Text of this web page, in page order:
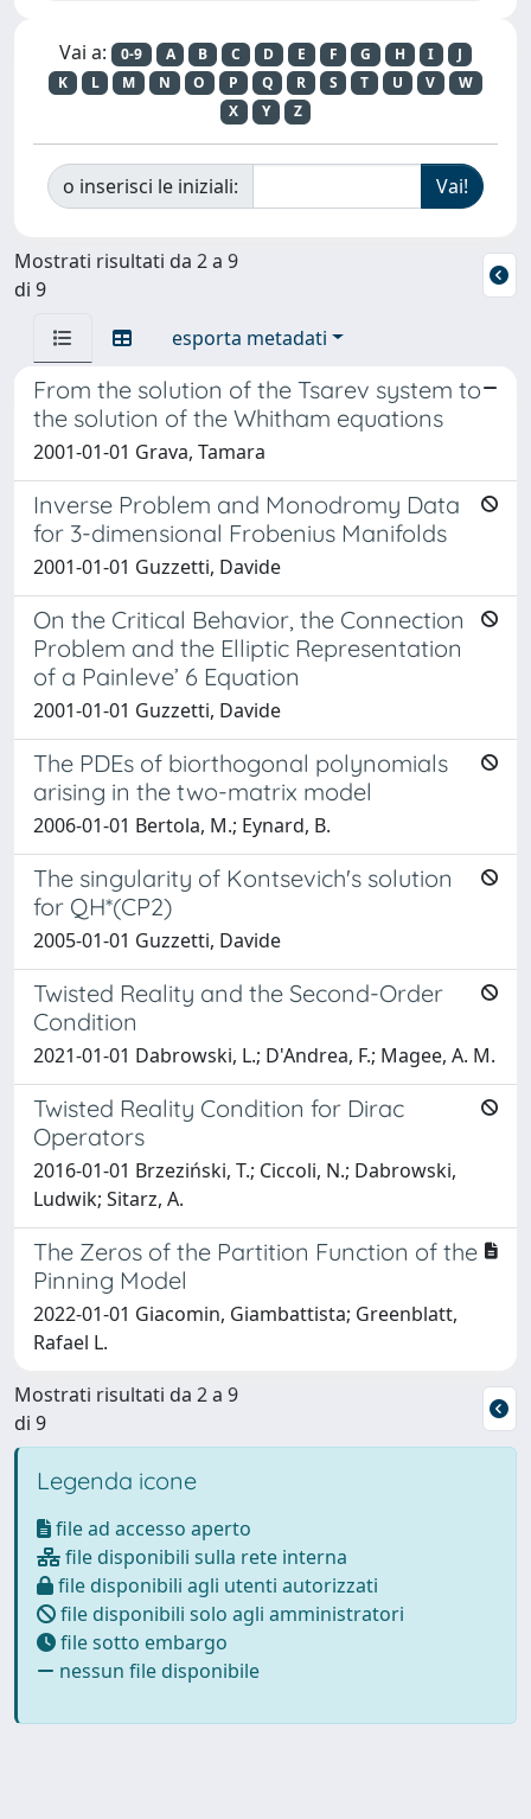
Vai a: 0-9 A B C D E F G H I
J
K
L M N O P Q R S T U V
W
X
Y Z
o inserisci le iniziali:
Mostrati risultati da 2 a 9
di 9
esporta metadati
From the solution of the Tsarev system to
the solution of the Whitham equations
2001-01-01 Grava, Tamara
Inverse Problem and Monodromy Data
for 3-dimensional Frobenius Manifolds
2001-01-01 Guzzetti, Davide
On the Critical Behavior, the Connection
Problem and the Elliptic Representation
of a Painleve’ 6 Equation
2001-01-01 Guzzetti, Davide
The PDEs of biorthogonal polynomials
arising in the two-matrix model
2006-01-01 Bertola, M.; Eynard, B.
The singularity of Kontsevich's solution
for QH*(CP2)
2005-01-01 Guzzetti, Davide
Twisted Reality and the Second-Order
Condition
2021-01-01 Dabrowski, L.; D'Andrea, F.; Magee, A. M.
Twisted Reality Condition for Dirac
Operators
2016-01-01 Brzeziński, T.; Ciccoli, N.; Dabrowski,
Ludwik; Sitarz, A.
The Zeros of the Partition Function of the
Pinning Model
2022-01-01 Giacomin, Giambattista; Greenblatt,
Rafael L.
Mostrati risultati da 2 a 9
di 9
Legenda icone
file ad accesso aperto
file disponibili sulla rete interna
file disponibili agli utenti autorizzati
file disponibili solo agli amministratori
file sotto embargo
nessun file disponibile